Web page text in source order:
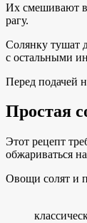
Их смешивают в
рагу.
Солянку тушат
с остальными
Перед подачей
Простая
Этот рецепт
обжариваться
Овощи солят и